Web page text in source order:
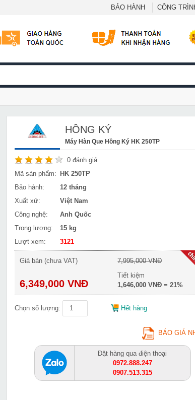
BẢO HÀNH CÔNG
HỒNG KÝ
Máy Hàn Que Hồng Ký HK 250TP
0 đánh giá
Mã sản phẩm:
HK 250TP
Bảo hành:
12 tháng
Xuất xứ:
Việt Nam
Công nghệ:
Anh Quốc
Trọng lượng:
15 kg
Lượt xem:
3121
Giá bán (chưa VAT)
6,349,000 VNĐ
7,995,000 VNĐ
Tiết kiệm
1,646,000 VNĐ = 21%
Chọn số lượng: Hết hàng
BÁO GIÁ
Đặt hàng qua điện thoại
0972.888.247
0907.513.315